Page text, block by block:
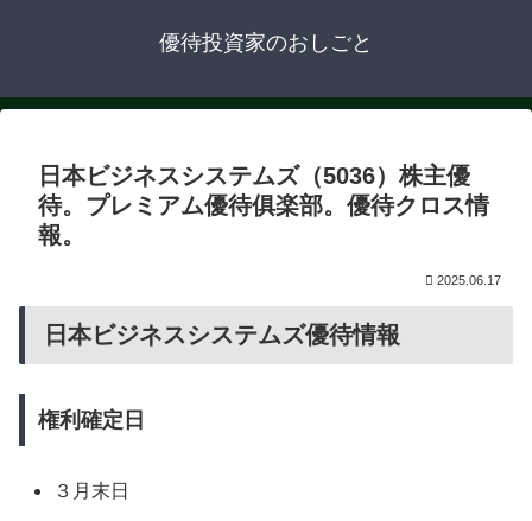
優待投資家のおしごと
日本ビジネスシステムズ（5036）株主優
待。プレミアム優待俱楽部。優待クロス情
報。
2025.06.17
日本ビジネスシステムズ優待情報
権利確定日
３月末日